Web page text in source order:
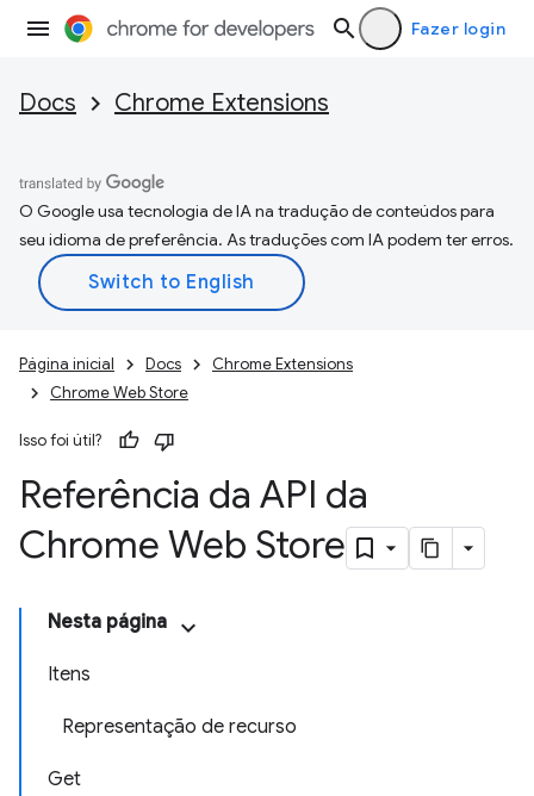
Fazer login
Docs Chrome Extensions
O Google usa tecnologia de IA na tradução de conteúdos para
seu idioma de preferência. As traduções com IA podem ter erros.
Página inicial Docs
Chrome Extensions
Chrome Web Store
Isso foi útil?
Referência da API da
Chrome Web Store
Nesta página
Itens
Representação de recurso
Get